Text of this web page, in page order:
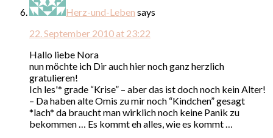
Herz-und-Leben says
22. September 2010 at 23:22
Hallo liebe Nora
nun möchte ich Dir auch hier noch ganz herzlich
gratulieren!
Ich les'* grade “Krise” – aber das ist doch noch kein Alter!
– Da haben alte Omis zu mir noch “Kindchen” gesagt
*lach* da braucht man wirklich noch keine Panik zu
bekommen … Es kommt eh alles, wie es kommt …